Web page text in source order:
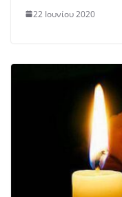
22 Ιουνίου 2020